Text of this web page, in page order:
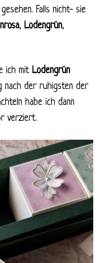
Falls nicht- sie
, Lodengrün,
ich mit Lodengrün
nach der ruhigsten der
habe ich dann
verziert.